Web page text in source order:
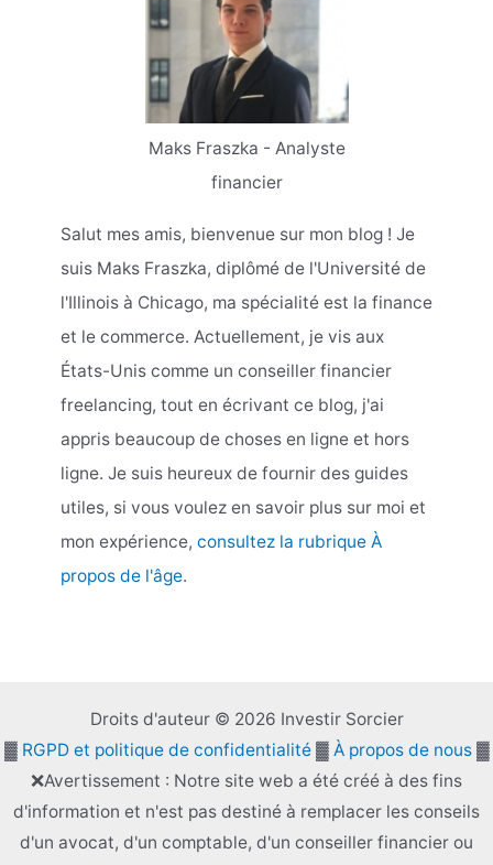
Maks Fraszka - Analyste
financier
Salut mes amis, bienvenue sur mon blog ! Je
suis Maks Fraszka, diplômé de l'Université de
l'Illinois à Chicago, ma spécialité est la finance
et le commerce. Actuellement, je vis aux
États-Unis comme un conseiller financier
freelancing, tout en écrivant ce blog, j'ai
appris beaucoup de choses en ligne et hors
ligne. Je suis heureux de fournir des guides
utiles, si vous voulez en savoir plus sur moi et
mon expérience, consultez la rubrique À
propos de l'âge.
Droits d'auteur © 2026 Investir Sorcier
▓ RGPD et politique de confidentialité▓ À propos de nous▓
❌Avertissement : Notre site web a été créé à des fins
d'information et n'est pas destiné à remplacer les conseils
d'un avocat, d'un comptable, d'un conseiller financier ou